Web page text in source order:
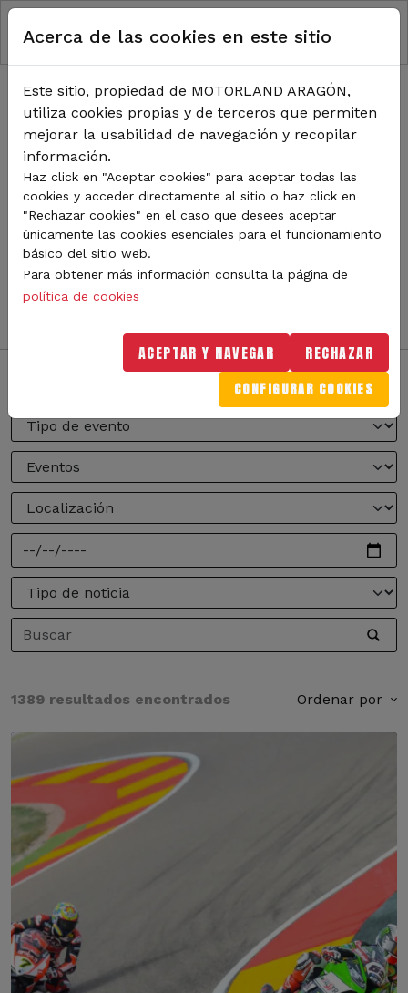
Pasar al contenido principal
RUTA DE NAVEGACIÓN
Inicio Noticias
TODA LA ACTUALIDAD DE
MOTORLAND
Sigue de cerca todas las novedades de MotorLand
Aragón. Aquí encontrarás noticias sobre eventos,
competiciones, pilotos, novedades del circuito y
mucho más. Filtra por categoría o tipo de contenido y
no te pierdas nada del mundo del motor.
1389 resultados encontrados Ordenar por
Acerca de las cookies en este sitio
Este sitio, propiedad de MOTORLAND ARAGÓN,
utiliza cookies propias y de terceros que permiten
mejorar la usabilidad de navegación y recopilar
información.
Haz click en "Aceptar cookies" para aceptar todas las
cookies y acceder directamente al sitio o haz click en
"Rechazar cookies" en el caso que desees aceptar
únicamente las cookies esenciales para el funcionamiento
básico del sitio web.
Para obtener más información consulta la página de
política de cookies
ACEPTAR Y NAVEGAR RECHAZAR
CONFIGURAR COOKIES